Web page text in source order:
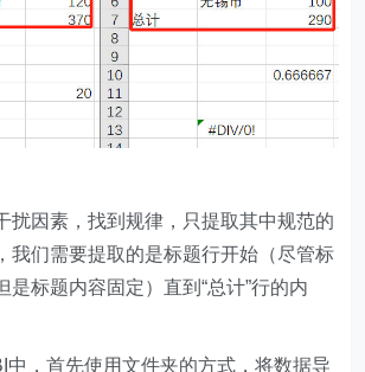
扰因素，找到规律，只提取其中规范的
我们需要提取的是标题行开始（尽管标
是标题内容固定）直到“总计”行的内
中，首先使用文件夹的方式，将数据导